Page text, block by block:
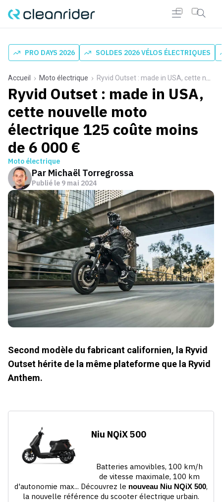
PRO DAYS 2026 SOLDES 2026 VÉLOS ÉLECTRIQUES
Accueil Moto électrique Ryvid Outset : made in USA, cette nouvelle moto électrique 125 coûte moins de 6 000 €
Ryvid Outset : made in USA,
cette nouvelle moto
électrique 125 coûte moins
de 6 000 €
Moto électrique
Par Michaël Torregrossa
Publié le 9 mai 2024
Second modèle du fabricant californien, la Ryvid
Outset hérite de la même plateforme que la Ryvid
Anthem.